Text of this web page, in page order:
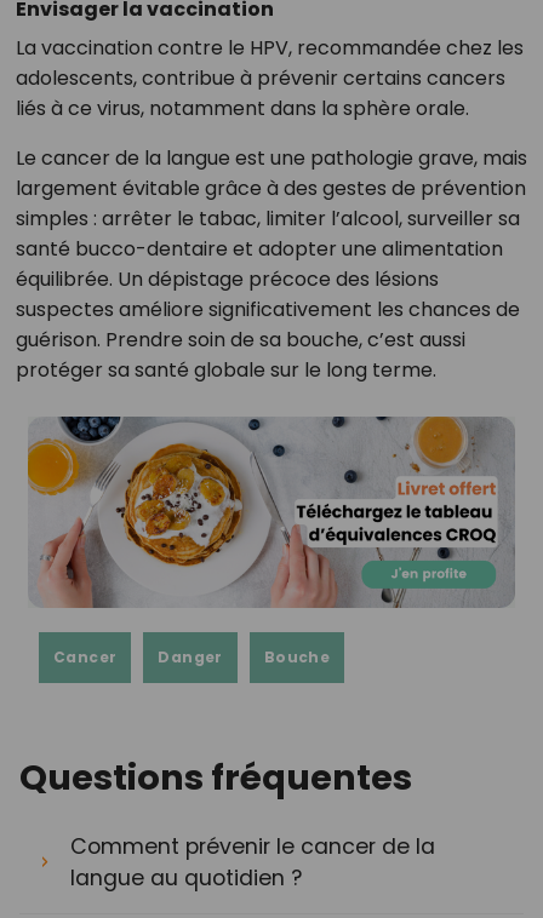
Envisager la vaccination
La vaccination contre le HPV, recommandée chez les
adolescents, contribue à prévenir certains cancers
liés à ce virus, notamment dans la sphère orale.
Le cancer de la langue est une pathologie grave, mais
largement évitable grâce à des gestes de prévention
simples : arrêter le tabac, limiter l’alcool, surveiller sa
santé bucco-dentaire et adopter une alimentation
équilibrée. Un dépistage précoce des lésions
suspectes améliore significativement les chances de
guérison. Prendre soin de sa bouche, c’est aussi
protéger sa santé globale sur le long terme.
Cancer Danger Bouche
Questions fréquentes
Comment prévenir le cancer de la
langue au quotidien ?